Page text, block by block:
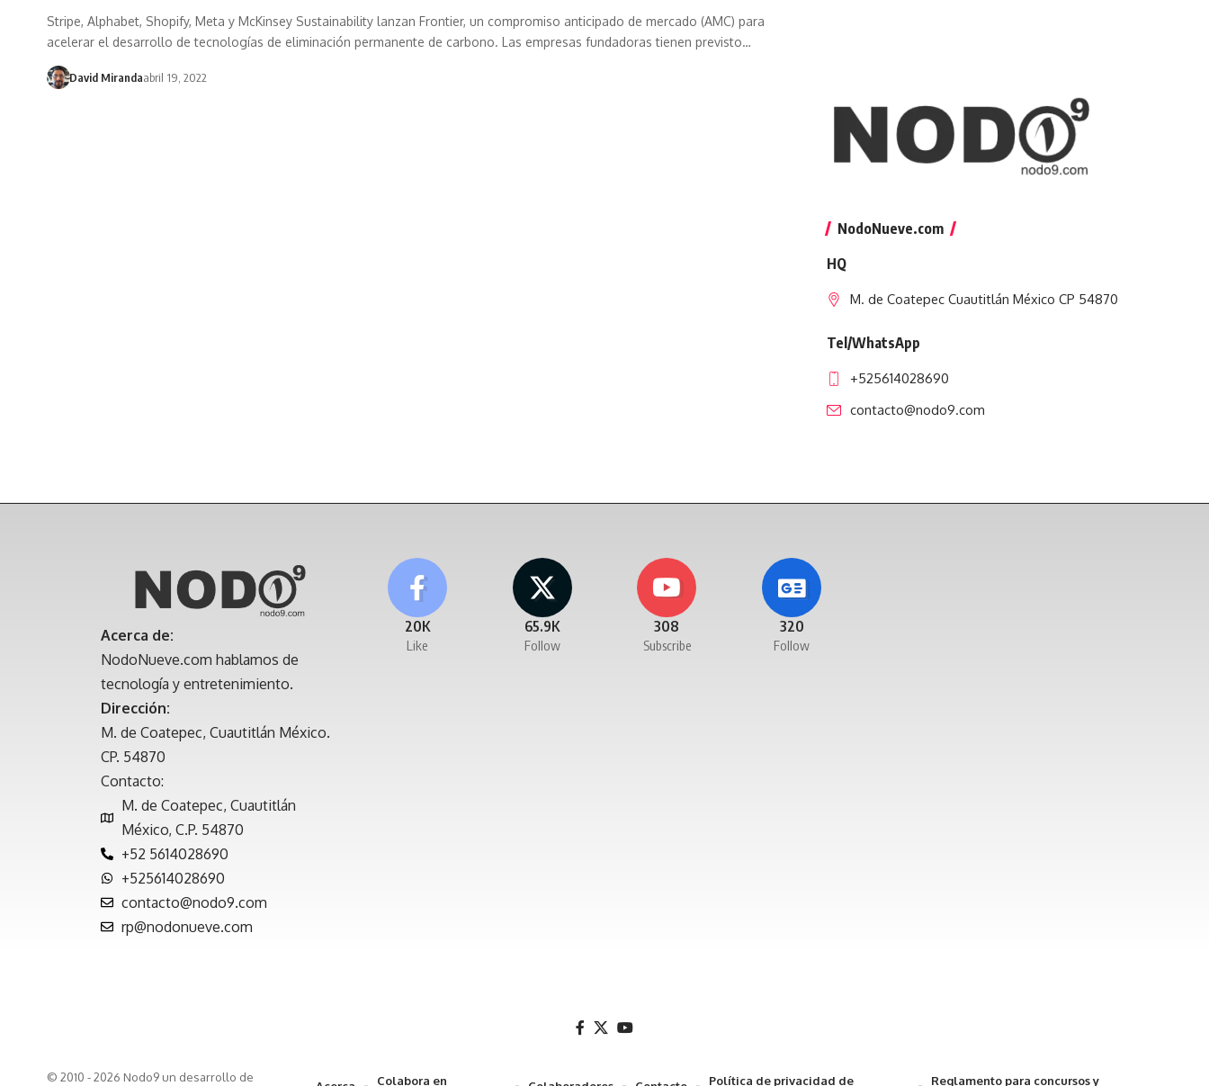
Stripe, Alphabet, Shopify, Meta y McKinsey Sustainability lanzan Frontier, un compromiso anticipado de mercado (AMC) para
acelerar el desarrollo de tecnologías de eliminación permanente de carbono. Las empresas fundadoras tienen previsto…
David Mirandaabril 19, 2022
NodoNueve.com
HQ
M. de Coatepec Cuautitlán México CP 54870
Tel/WhatsApp
+525614028690
contacto@nodo9.com
Acerca de:
NodoNueve.com hablamos de
tecnología y entretenimiento.
Dirección:
M. de Coatepec, Cuautitlán México.
CP. 54870
Contacto:
M. de Coatepec, Cuautitlán
México, C.P. 54870
+52 5614028690
+525614028690
contacto@nodo9.com
rp@nodonueve.com
20K
Like
65.9K
Follow
308
Subscribe
320
Follow
© 2010 - 2026 Nodo9 un desarrollo de
Colabora en
Política de privacidad de
Reglamento para concursos y